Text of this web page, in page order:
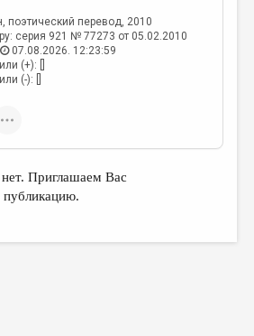
, поэтический перевод, 2010
серия 921 № 77273 от 05.02.2010
07.08.2026. 12:23:59
(+): []
(-): []
Приглашаем Вас
публикацию.